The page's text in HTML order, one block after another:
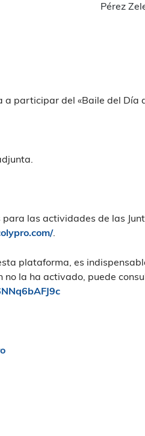
Pérez
a participar del «Baile del Día
las actividades de las
.
plataforma, es
no la ha activado, puede